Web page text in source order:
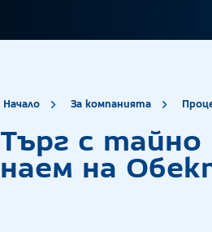
Начало За компанията
Търг с тайно
наем на